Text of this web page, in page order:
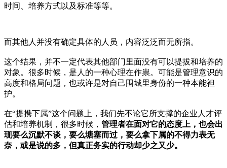
时间、培养方式以及标准等等。
而其他人并没有确定具体的人员，内容泛泛而无所指。
这个结果，并不一定代表其他部门里面没有可以提拔和培养的
对象。很多时候，是人的一种心理在作祟。可能是管理意识的
高度和格局问题，也或许是对自己围城里身份的一种本能袒
护。
在“提携下属”这个问题上，我们先不论它所支撑的企业人才评
估和培养机制，很多时候， 管理者在面对它的态度上，也会出
现要么沉默不谈，要么塘塞而过，要么拿下属的不得力表无
奈，或是说的多，但真正务实的行动却少之又少。